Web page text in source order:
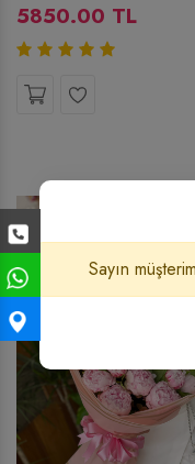
5850.00 TL
Sayın